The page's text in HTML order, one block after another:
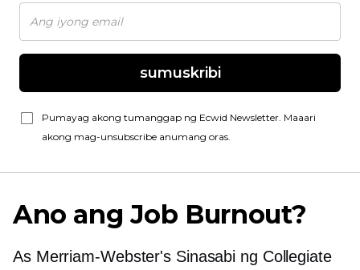
sumuskribi
Pumayag akong tumanggap ng Ecwid Newsletter. Maaari
akong mag-unsubscribe anumang oras.
Ano ang Job Burnout?
As Merriam-Webster's Sinasabi ng Collegiate